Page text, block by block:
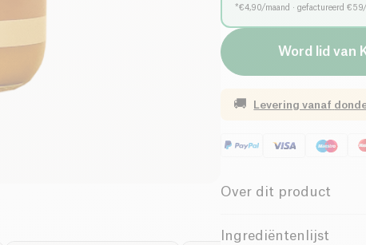
*€4,90/maand · gefactureerd
Word lid van
🚚 Levering vanaf
Over dit product
Biologisch
Ingrediëntenlijst